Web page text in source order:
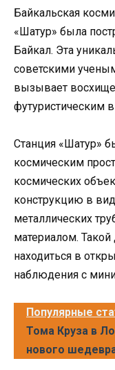
Байкальская
«Шатур» была
Байкал. Эта
советскими
вызывает
футуристическим
Станция «Шатур»
космическим
космических
конструкцию в
металлических
материалом. Такой
находиться в
наблюдения с
Популярные
Тома Круза в
нового